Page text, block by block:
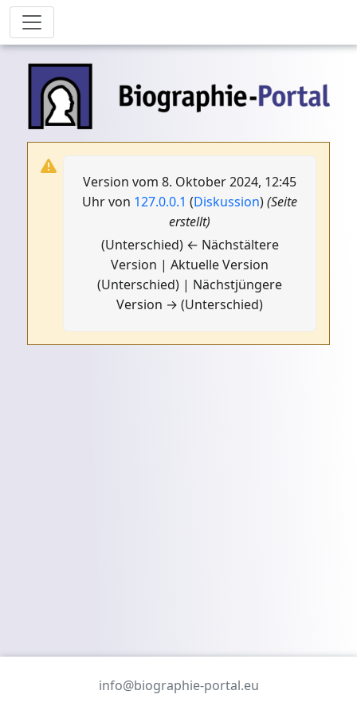
Version vom 8. Oktober 2024, 12:45
Uhr von 127.0.0.1 (Diskussion)(Seite
erstellt)
(Unterschied) ← Nächstältere
Version | Aktuelle Version
(Unterschied) | Nächstjüngere
Version → (Unterschied)
info@biographie-portal.eu